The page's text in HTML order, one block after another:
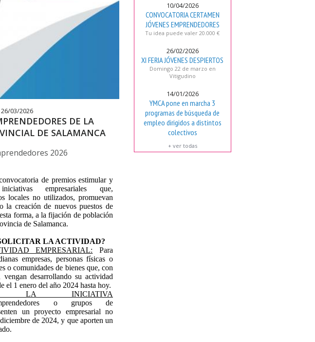
26/03/2026
DE LA
DE SALAMANCA
2026
de premios estimular y
empresariales que,
locales no utilizados, promuevan
la creación de nuevos puestos de
forma, a la fijación de población
de Salamanca.
LA ACTIVIDAD?
EMPRESARIAL: Para
empresas, personas físicas o
o comunidades de bienes que, con
vengan desarrollando su actividad
el 1 enero del año 2024 hasta hoy.
LA INICIATIVA
o grupos de
un proyecto empresarial no
de 2024, y que aporten un
10/04/2026
CONVOCATORIA CERTAMEN
JÓVENES EMPRENDEDORES
Tu idea puede valer 20.000 €
26/02/2026
XI FERIA JÓVENES DESPIERTOS
Domingo 22 de marzo en
Vitigudino
14/01/2026
YMCA pone en marcha 3
programas de búsqueda de
empleo dirigidos a distintos
colectivos
+ ver todas